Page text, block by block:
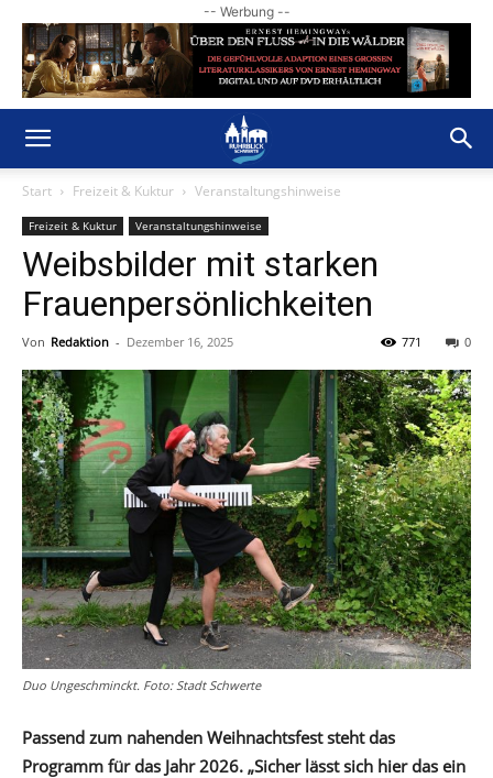
-- Werbung --
Start Freizeit & Kuktur Veranstaltungshinweise
Freizeit & Kuktur Veranstaltungshinweise
Weibsbilder mit starken
Frauenpersönlichkeiten
Von Redaktion - Dezember 16, 2025 0
771
Duo Ungeschminckt. Foto: Stadt Schwerte
Passend zum nahenden Weihnachtsfest steht das
Programm für das Jahr 2026. „Sicher lässt sich hier das ein